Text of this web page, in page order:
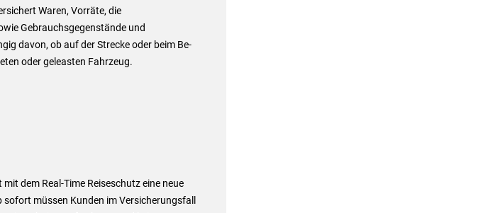
Waren, Vorräte, die
Gebrauchsgegenstände und
davon, ob auf der Strecke oder beim Be-
oder geleasten Fahrzeug.
dem Real-Time Reiseschutz eine neue
sofort müssen Kunden im Versicherungsfall